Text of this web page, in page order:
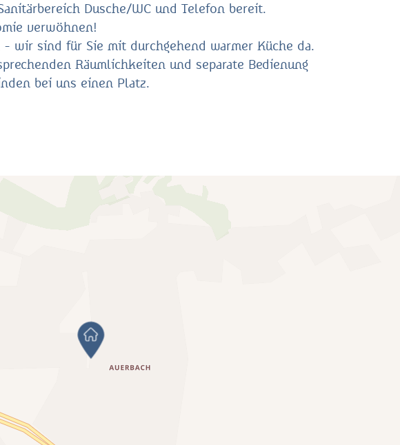
Dusche/WC und Telefon bereit.
verwöhnen!
wir sind für Sie mit durchgehend warmer Küche da.
Räumlichkeiten und separate Bedienung
bei uns einen Platz.